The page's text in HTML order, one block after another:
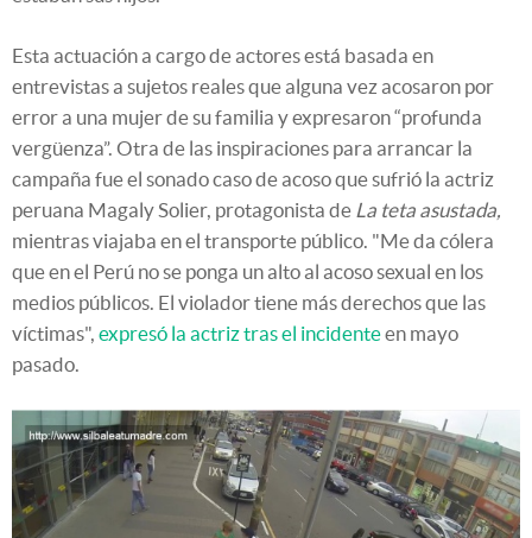
Esta actuación a cargo de actores está basada en
entrevistas a sujetos reales que alguna vez acosaron por
error a una mujer de su familia y expresaron “profunda
vergüenza”. Otra de las inspiraciones para arrancar la
campaña fue el sonado caso de acoso que sufrió la actriz
peruana Magaly Solier, protagonista de La teta asustada,
mientras viajaba en el transporte público. "Me da cólera
que en el Perú no se ponga un alto al acoso sexual en los
medios públicos. El violador tiene más derechos que las
víctimas", expresó la actriz tras el incidenteen mayo
pasado.